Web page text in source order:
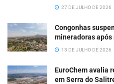
27 DE JULHO DE 2026
Congonhas
mineradoras após
13 DE JULHO DE 2026
EuroChem avalia
em Serra do